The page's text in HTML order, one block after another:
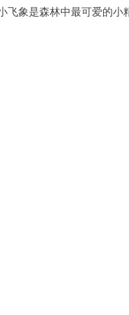
象是森林中最可爱的小